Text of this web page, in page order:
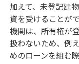
加えて、未登記建
資を受けることが
機関は、所有権が
扱わないため、例
めのローンを組む